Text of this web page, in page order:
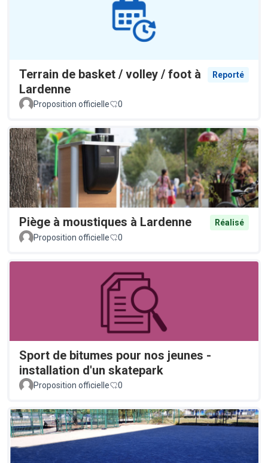
Terrain de basket / volley / foot à
Lardenne
Reporté
Proposition officielle 0
Piège à moustiques à Lardenne
Réalisé
Proposition officielle
0
Sport de bitumes pour nos jeunes -
installation d'un skatepark
Proposition officielle 0